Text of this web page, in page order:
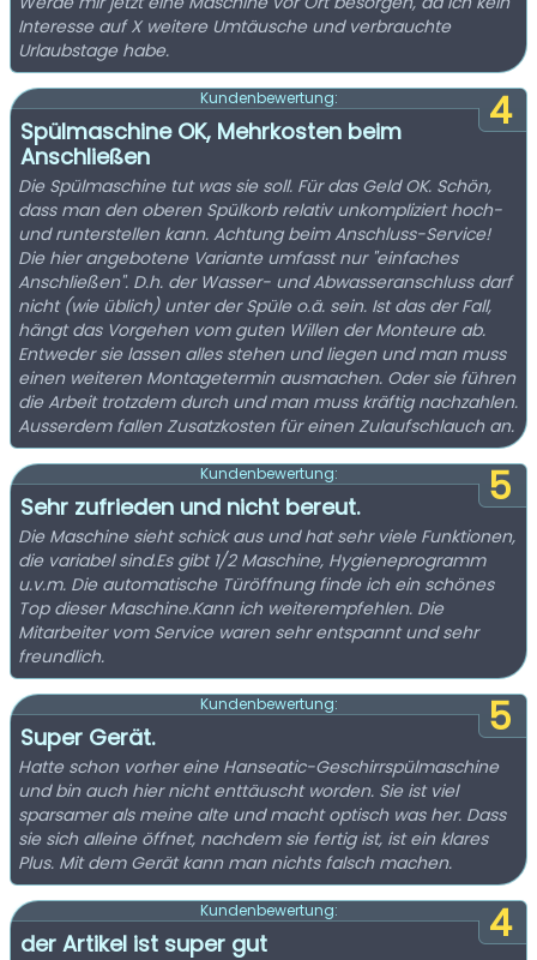
Interesse auf X weitere Umtäusche und verbrauchte
Urlaubstage habe.
4
Kundenbewertung:
Spülmaschine OK, Mehrkosten beim
Anschließen
Die Spülmaschine tut was sie soll. Für das Geld OK. Schön,
dass man den oberen Spülkorb relativ unkompliziert hoch-
und runterstellen kann. Achtung beim Anschluss-Service!
Die hier angebotene Variante umfasst nur "einfaches
Anschließen". D.h. der Wasser- und Abwasseranschluss darf
nicht (wie üblich) unter der Spüle o.ä. sein. Ist das der Fall,
hängt das Vorgehen vom guten Willen der Monteure ab.
Entweder sie lassen alles stehen und liegen und man muss
einen weiteren Montagetermin ausmachen. Oder sie führen
die Arbeit trotzdem durch und man muss kräftig nachzahlen.
Ausserdem fallen Zusatzkosten für einen Zulaufschlauch an.
5
Kundenbewertung:
Sehr zufrieden und nicht bereut.
Die Maschine sieht schick aus und hat sehr viele Funktionen,
die variabel sind.Es gibt 1/2 Maschine, Hygieneprogramm
u.v.m. Die automatische Türöffnung finde ich ein schönes
Top dieser Maschine.Kann ich weiterempfehlen. Die
Mitarbeiter vom Service waren sehr entspannt und sehr
freundlich.
5
Kundenbewertung:
Super Gerät.
Hatte schon vorher eine Hanseatic-Geschirrspülmaschine
und bin auch hier nicht enttäuscht worden. Sie ist viel
sparsamer als meine alte und macht optisch was her. Dass
sie sich alleine öffnet, nachdem sie fertig ist, ist ein klares
Plus. Mit dem Gerät kann man nichts falsch machen.
4
Kundenbewertung:
der Artikel ist super gut